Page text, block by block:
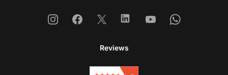
InstagramFacebook
X LinkedinYoutubeWhatsapp
Reviews